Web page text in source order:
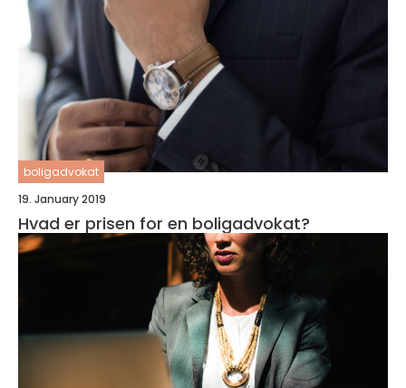
boligadvokat
19. January 2019
Hvad er prisen for en boligadvokat?